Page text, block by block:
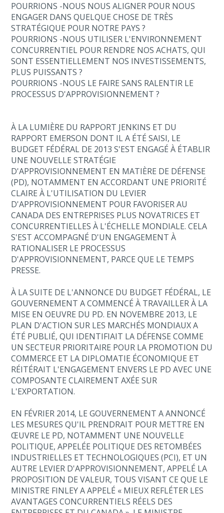
POURRIONS -NOUS NOUS ALIGNER POUR NOUS
ENGAGER DANS QUELQUE CHOSE DE TRÈS
STRATÉGIQUE POUR NOTRE PAYS ?
POURRIONS -NOUS UTILISER L'ENVIRONNEMENT
CONCURRENTIEL POUR RENDRE NOS ACHATS, QUI
SONT ESSENTIELLEMENT NOS INVESTISSEMENTS,
PLUS PUISSANTS ?
POURRIONS -NOUS LE FAIRE SANS RALENTIR LE
PROCESSUS D'APPROVISIONNEMENT ?
À LA LUMIÈRE DU RAPPORT JENKINS ET DU
RAPPORT EMERSON DONT IL A ÉTÉ SAISI, LE
BUDGET FÉDÉRAL DE 2013 S'EST ENGAGÉ À ÉTABLIR
UNE NOUVELLE STRATÉGIE
D'APPROVISIONNEMENT EN MATIÈRE DE DÉFENSE
(PD), NOTAMMENT EN ACCORDANT UNE PRIORITÉ
CLAIRE À L'UTILISATION DU LEVIER
D'APPROVISIONNEMENT POUR FAVORISER AU
CANADA DES ENTREPRISES PLUS NOVATRICES ET
CONCURRENTIELLES À L'ÉCHELLE MONDIALE. CELA
S'EST ACCOMPAGNÉ D'UN ENGAGEMENT À
RATIONALISER LE PROCESSUS
D'APPROVISIONNEMENT, PARCE QUE LE TEMPS
PRESSE.
À LA SUITE DE L'ANNONCE DU BUDGET FÉDÉRAL, LE
GOUVERNEMENT A COMMENCÉ À TRAVAILLER À LA
MISE EN OEUVRE DU PD. EN NOVEMBRE 2013, LE
PLAN D'ACTION SUR LES MARCHÉS MONDIAUX A
ÉTÉ PUBLIÉ, QUI IDENTIFIAIT LA DÉFENSE COMME
UN SECTEUR PRIORITAIRE POUR LA PROMOTION DU
COMMERCE ET LA DIPLOMATIE ÉCONOMIQUE ET
RÉITÉRAIT L'ENGAGEMENT ENVERS LE PD AVEC UNE
COMPOSANTE CLAIREMENT AXÉE SUR
L'EXPORTATION.
EN FÉVRIER 2014, LE GOUVERNEMENT A ANNONCÉ
LES MESURES QU'IL PRENDRAIT POUR METTRE EN
ŒUVRE LE PD, NOTAMMENT UNE NOUVELLE
POLITIQUE, APPELÉE POLITIQUE DES RETOMBÉES
INDUSTRIELLES ET TECHNOLOGIQUES (PCI), ET UN
AUTRE LEVIER D'APPROVISIONNEMENT, APPELÉ LA
PROPOSITION DE VALEUR, TOUS VISANT CE QUE LE
MINISTRE FINLEY A APPELÉ « MIEUX REFLÉTER LES
AVANTAGES CONCURRENTIELS RÉELS DES